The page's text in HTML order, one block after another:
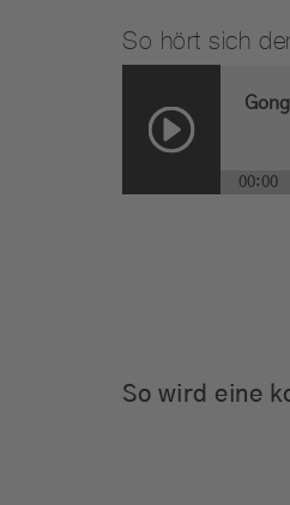
So hört sich
00:00
So wird eine